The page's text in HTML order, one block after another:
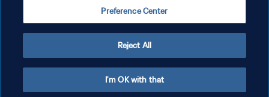
AJUSTAR LA CONFIGURACIÓN DE LAS COOKIES
Copyright © 1994 - 2026 FIFA. Todos los derechos reservados.
Preference Center
Reject All
I'm OK with that